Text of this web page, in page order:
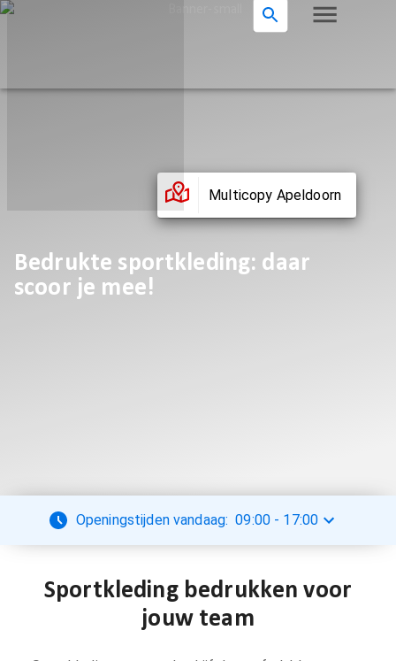
Multicopy Apeldoorn
Bedrukte sportkleding: daar
scoor je mee!
Openingstijden vandaag: 09:00 - 17:00
Sportkleding bedrukken voor
jouw team